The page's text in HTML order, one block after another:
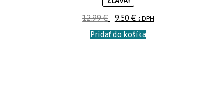
12.99€ 9.50 € s DPH
Pridať do košíka